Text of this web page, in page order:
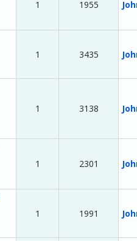
1 1955
1 3435
1 3138
1 2301
1 1991